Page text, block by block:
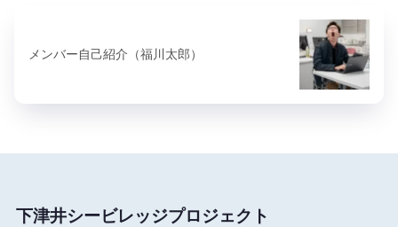
メンバー自己紹介（福川太郎）
下津井シービレッジプロジェクト